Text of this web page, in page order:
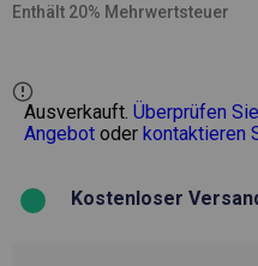
Enthält 20% Mehrwertsteuer
Ausverkauft. Überprüfen
Angebot oder kontaktieren
Kostenloser